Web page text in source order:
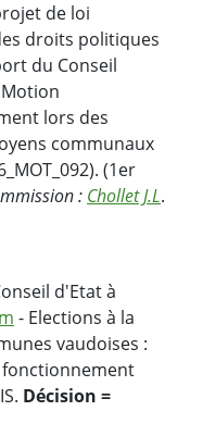
de loi
droits politiques
du Conseil
lors des
communaux
(1er
: Chollet J.L.
d'Etat à
- Elections à la
vaudoises :
fonctionnement
Décision =